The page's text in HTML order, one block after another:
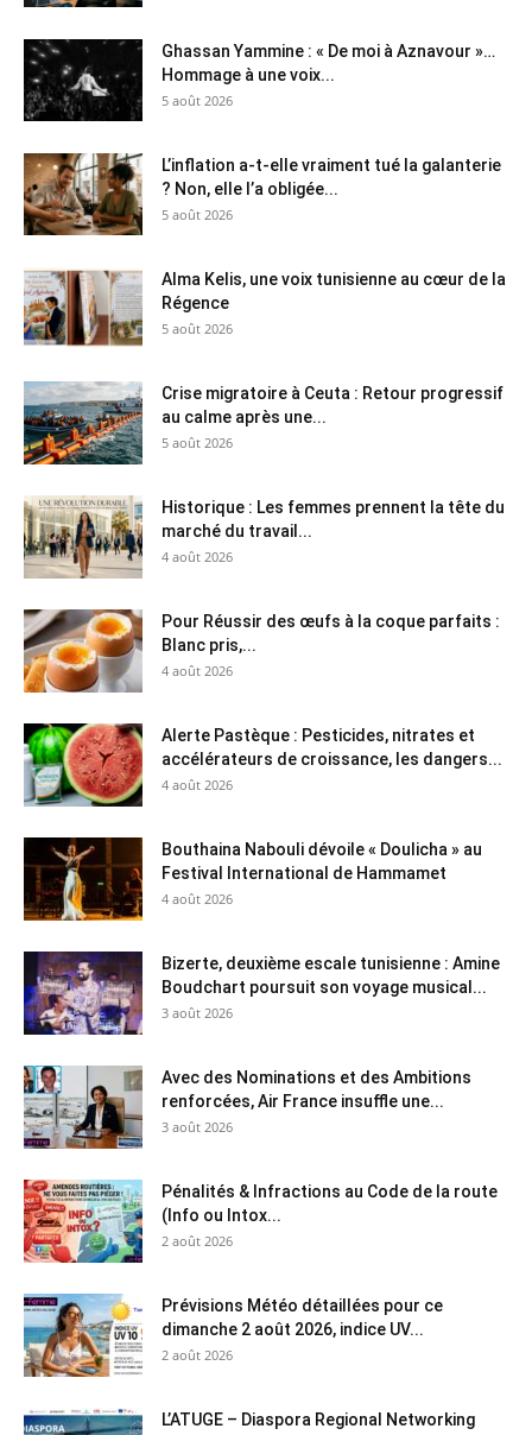
Ghassan Yammine : « De moi à Aznavour »…
Hommage à une voix...
5 août 2026
L’inflation a-t-elle vraiment tué la galanterie
? Non, elle l’a obligée...
5 août 2026
Alma Kelis, une voix tunisienne au cœur de la
Régence
5 août 2026
Crise migratoire à Ceuta : Retour progressif
au calme après une...
5 août 2026
Historique : Les femmes prennent la tête du
marché du travail...
4 août 2026
Pour Réussir des œufs à la coque parfaits :
Blanc pris,...
4 août 2026
Alerte Pastèque : Pesticides, nitrates et
accélérateurs de croissance, les dangers...
4 août 2026
Bouthaina Nabouli dévoile « Doulicha » au
Festival International de Hammamet
4 août 2026
Bizerte, deuxième escale tunisienne : Amine
Boudchart poursuit son voyage musical...
3 août 2026
Avec des Nominations et des Ambitions
renforcées, Air France insuffle une...
3 août 2026
Pénalités & Infractions au Code de la route
(Info ou Intox...
2 août 2026
Prévisions Météo détaillées pour ce
dimanche 2 août 2026, indice UV...
2 août 2026
L’ATUGE – Diaspora Regional Networking